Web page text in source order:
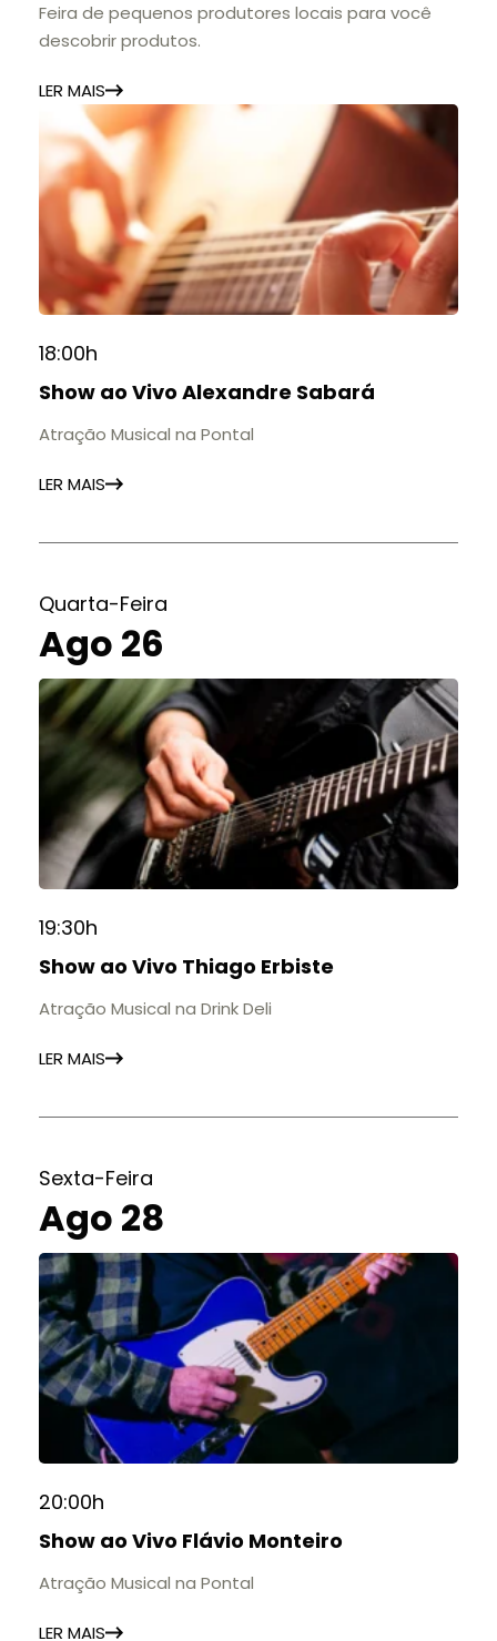
Feira de pequenos produtores locais para você
descobrir produtos.
LER MAIS
18:00h
Show ao Vivo Alexandre Sabará
Atração Musical na Pontal
LER MAIS
Quarta-Feira
Ago 26
19:30h
Show ao Vivo Thiago Erbiste
Atração Musical na Drink Deli
LER MAIS
Sexta-Feira
Ago 28
20:00h
Show ao Vivo Flávio Monteiro
Atração Musical na Pontal
LER MAIS